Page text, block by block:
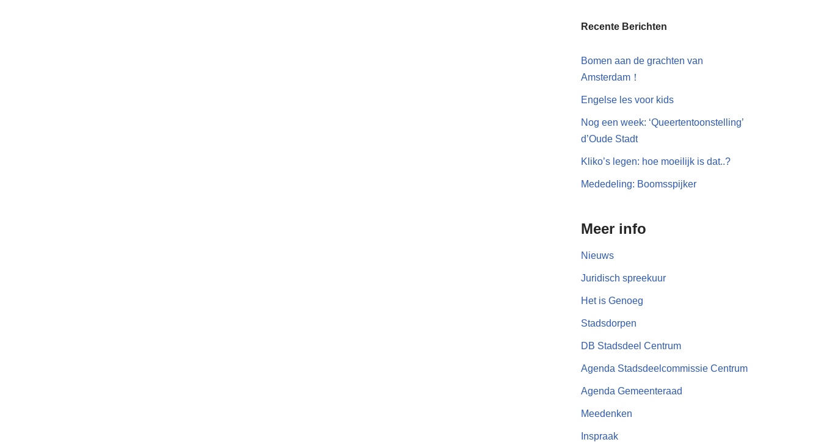
Recente Berichten
Bomen aan de grachten van
Amsterdam！
Engelse les voor kids
Nog een week: ‘Queertentoonstelling’
d’Oude Stadt
Kliko’s legen: hoe moeilijk is dat..?
Mededeling: Boomsspijker
Meer info
Nieuws
Juridisch spreekuur
Het is Genoeg
Stadsdorpen
DB Stadsdeel Centrum
Agenda Stadsdeelcommissie Centrum
Agenda Gemeenteraad
Meedenken
Inspraak